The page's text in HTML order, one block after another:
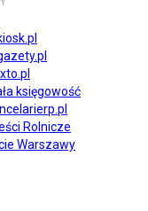
księgowość
Rolnicze
Warszawy